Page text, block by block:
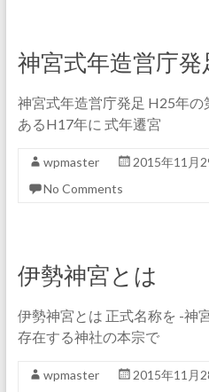
神宮式年造営庁発
神宮式年造営庁発足 H25年
あるH17年に 式年遷宮
wpmaster 2015年11月
No Comments
伊勢神宮とは
伊勢神宮とは 正式名称を -神
存在する神社の本宗で
wpmaster 2015年11月